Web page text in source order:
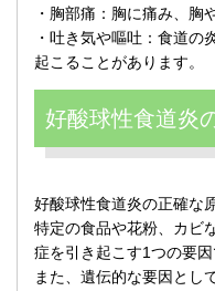
・胸部痛：胸に痛み、胸
・吐き気や嘔吐：食道の
起こることがあります。
好酸球性食道炎
好酸球性食道炎の正確な
特定の食品や花粉、カビ
症を引き起こす1つの要因
また、遺伝的な要因とし